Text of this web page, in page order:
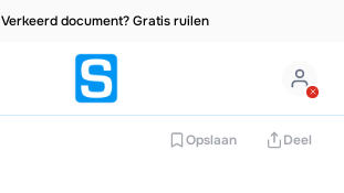
Verkeerd document? Gratis ruilen
Opslaan Deel